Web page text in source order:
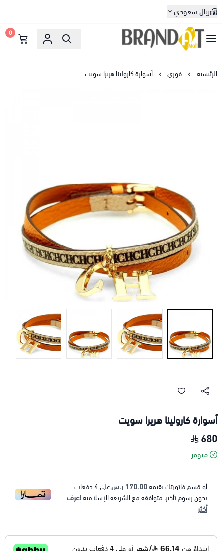
ريال سعودي
براندات مول
0
الرئيسية فوري أسوارة كارولينا هريرا سويت
أسوارة كارولينا هريرا سويت
680
متوفر
أو قسم فاتورتك بقيمة170.00 ر.س على4دفعات
بدون رسوم تأخير، متوافقة مع الشريعة الإسلاميةاعرف
أكثر